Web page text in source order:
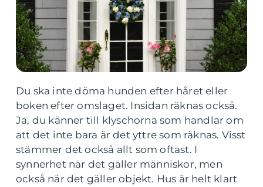
Du ska inte döma hunden efter håret eller
boken efter omslaget. Insidan räknas också.
Ja, du känner till klyschorna som handlar om
att det inte bara är det yttre som räknas. Visst
stämmer det också allt som oftast. I
synnerhet när det gäller människor, men
också när det gäller objekt. Hus är helt klart